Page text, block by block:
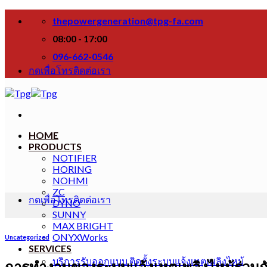
thepowergeneration@tpg-fa.com
08:00 - 17:00
096-662-0546
กดเพื่อโทรติดต่อเรา
HOME
PRODUCTS
NOTIFIER
HORING
NOHMI
ZC
DYNO
SUNNY
MAX BRIGHT
ONYXWorks
SERVICES
บริการรับออกแบบ ติดตั้งระบบแจ้งเหตุเพลิงไหม้
กดเพื่อโทรติดต่อเรา
Uncategorized